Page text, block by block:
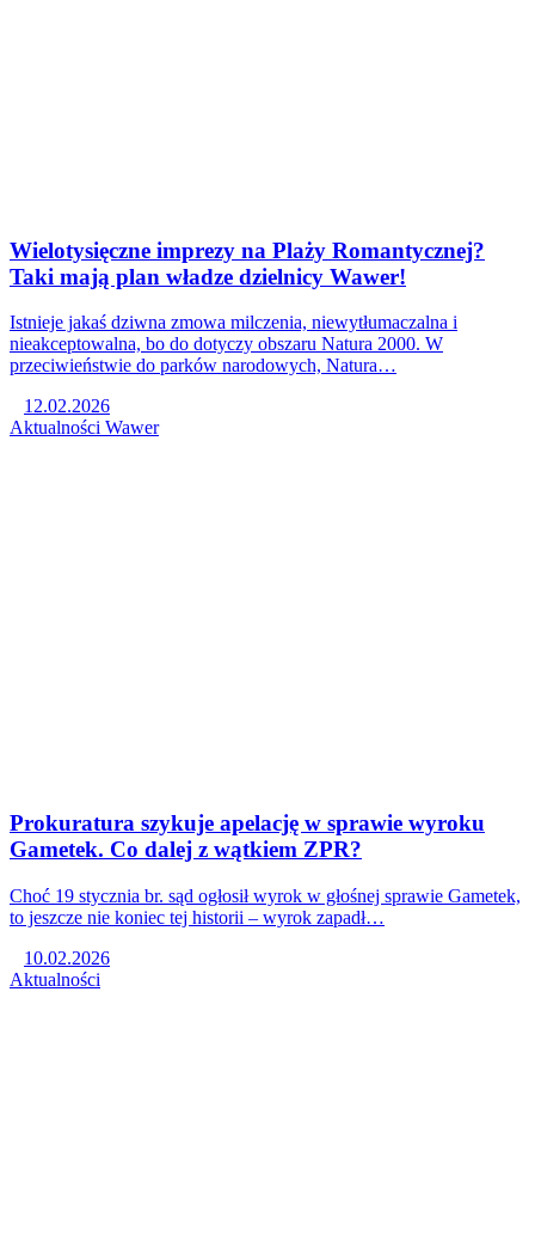
Wielotysięczne imprezy na Plaży Romantycznej?
Taki mają plan władze dzielnicy Wawer!
Istnieje jakaś dziwna zmowa milczenia, niewytłumaczalna i
nieakceptowalna, bo do dotyczy obszaru Natura 2000. W
przeciwieństwie do parków narodowych, Natura…
12.02.2026
Aktualności Wawer
Prokuratura szykuje apelację w sprawie wyroku
Gametek. Co dalej z wątkiem ZPR?
Choć 19 stycznia br. sąd ogłosił wyrok w głośnej sprawie Gametek,
to jeszcze nie koniec tej historii – wyrok zapadł…
10.02.2026
Aktualności